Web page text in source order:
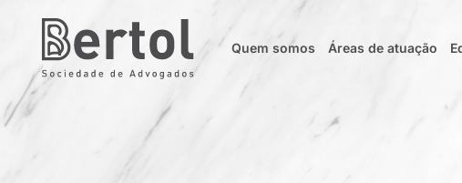
Quem somos Áreas de atuação